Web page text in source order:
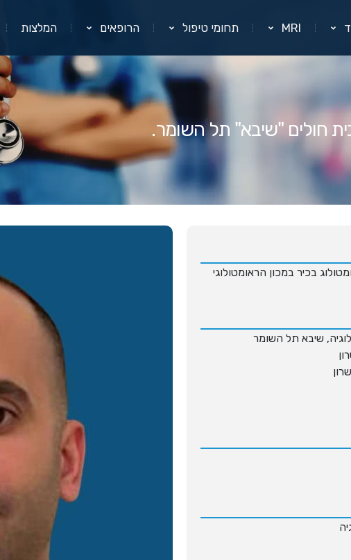
MRI תחומי טיפול הרופאים המלצות
חולים "שיבא" תל השומר.
בכיר במכון הראומטולוגי
שיבא תל השומר